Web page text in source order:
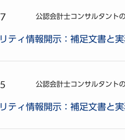
公認会計士コンサルタント
ティ情報開示：補足文書と
公認会計士コンサルタント
ティ情報開示：補足文書と